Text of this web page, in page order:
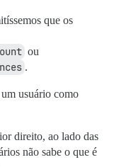
que os
ou
.
usuário como
direito, ao lado das
não sabe o que é